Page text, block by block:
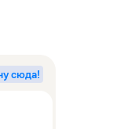
сюда!